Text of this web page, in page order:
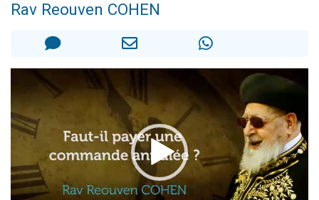
12 nouvelles musiques dans Torah-Box Music
Rav Reouven COHEN